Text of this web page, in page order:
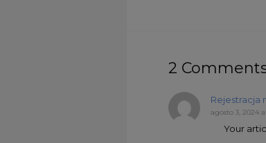
2
Rejestracja
agosto 3, 2024
Your